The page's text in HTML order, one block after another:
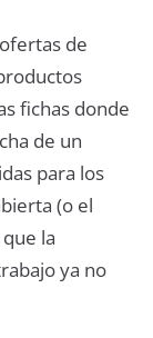
de
fichas donde
de un
para los
(o el
la
ya no